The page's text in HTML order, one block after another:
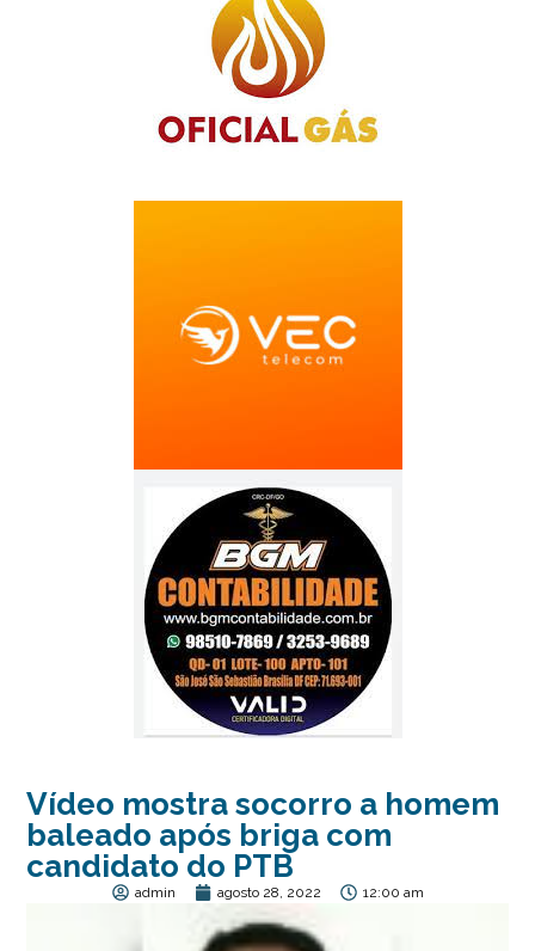
Vídeo mostra socorro a homem
baleado após briga com
candidato do PTB
admin agosto 28, 2022 12:00 am